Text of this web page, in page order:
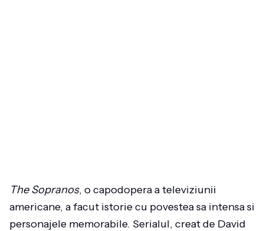
The Sopranos, o capodopera a televiziunii
americane, a facut istorie cu povestea sa intensa si
personajele memorabile. Serialul, creat de David